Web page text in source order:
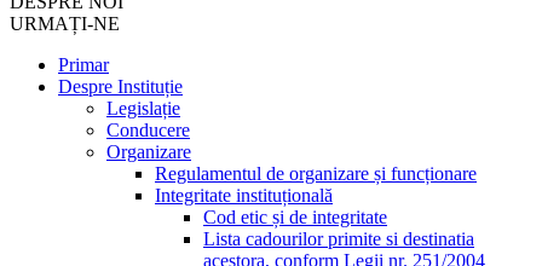
URMAȚI-NE
Primar
Despre Instituție
Legislație
Conducere
Organizare
Regulamentul de organizare și funcționare
Integritate instituțională
Cod etic și de integritate
Lista cadourilor primite si destinatia
acestora, conform Legii nr. 251/2004